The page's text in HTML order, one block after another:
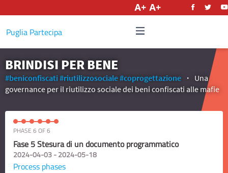
Puglia Partecipa
BRINDISI PER BENE
#beniconfiscati #riutilizzosociale#coprogettazione
Una
governance per il riutilizzo sociale dei beni confiscati alle mafie
PHASE 6 OF 6
Fase 5 Stesura di un documento programmatico
2024-04-03 - 2024-05-18
Process phases